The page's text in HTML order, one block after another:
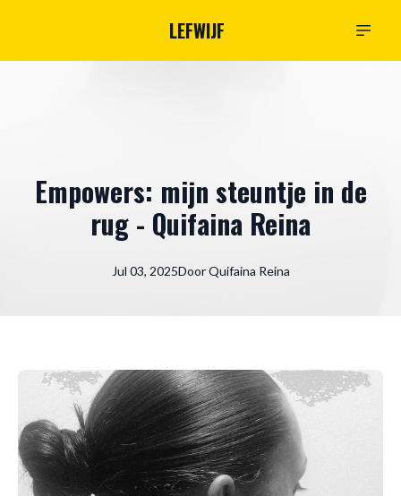
LEFWIJF
Empowers: mijn steuntje in de
rug - Quifaina Reina
Jul 03, 2025Door Quifaina Reina